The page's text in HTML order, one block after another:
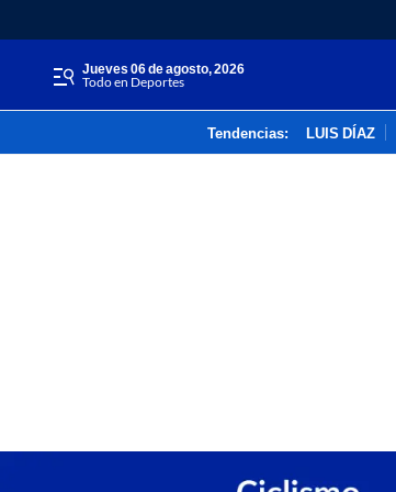
jueves 06 de agosto, 2026
Todo en Deportes
Tendencias: LUIS DÍAZ